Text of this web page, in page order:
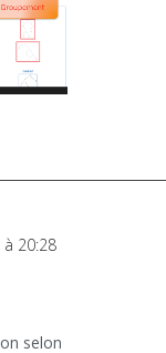
20:28
selon